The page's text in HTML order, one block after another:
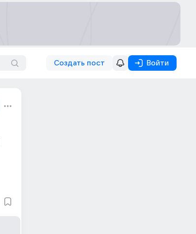
Создать пост Войти